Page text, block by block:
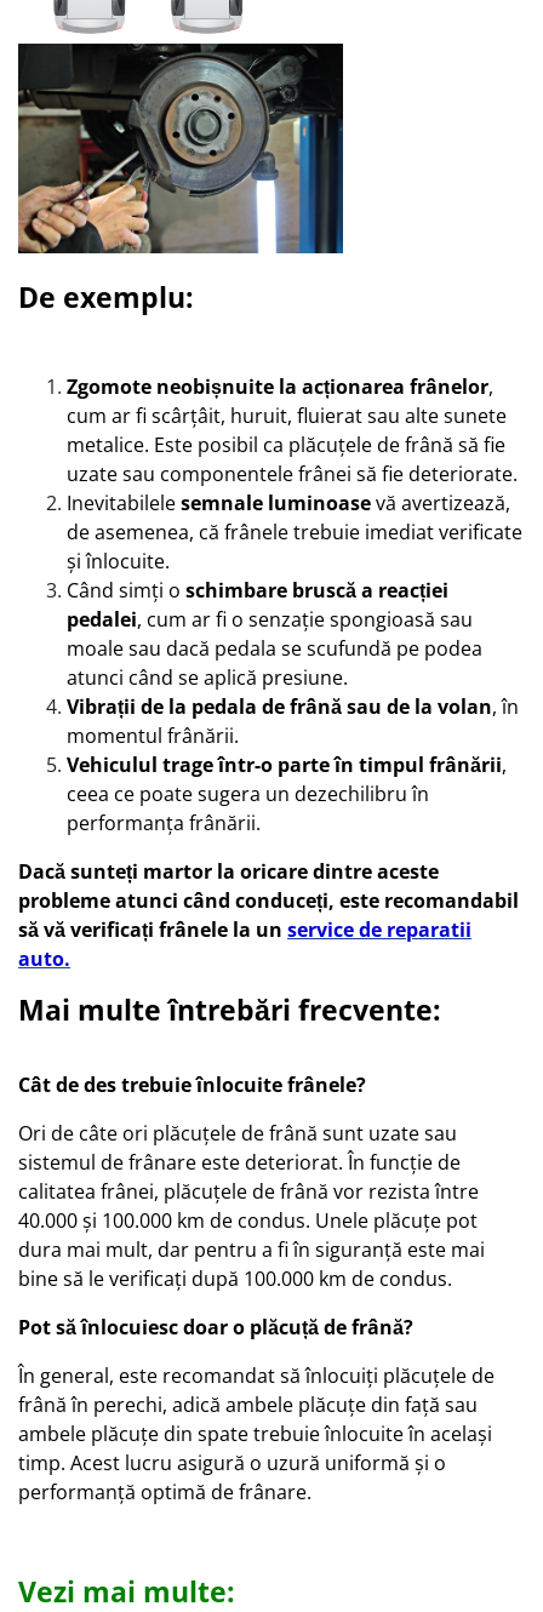
De exemplu:
Zgomote neobișnuite la acționarea frânelor,
cum ar fi scârțâit, huruit, fluierat sau alte sunete
metalice. Este posibil ca plăcuțele de frână să fie
uzate sau componentele frânei să fie deteriorate.
Inevitabilelesemnale luminoasevă avertizează,
de asemenea, că frânele trebuie imediat verificate
și înlocuite.
Când simți o schimbare bruscă a reacției
pedalei, cum ar fi o senzație spongioasă sau
moale sau dacă pedala se scufundă pe podea
atunci când se aplică presiune.
Vibrații de la pedala de frână sau de la volan, în
momentul frânării.
Vehiculul trage într-o parte în timpul frânării,
ceea ce poate sugera un dezechilibru în
performanța frânării.
Dacă sunteți martor la oricare dintre aceste
probleme atunci când conduceți, este recomandabil
să vă verificați frânele la un service de reparatii
auto.
Mai multe întrebări frecvente:
Cât de des trebuie înlocuite frânele?
Ori de câte ori plăcuțele de frână sunt uzate sau
sistemul de frânare este deteriorat. În funcție de
calitatea frânei, plăcuțele de frână vor rezista între
40.000 și 100.000 km de condus. Unele plăcuțe pot
dura mai mult, dar pentru a fi în siguranță este mai
bine să le verificați după 100.000 km de condus.
Pot să înlocuiesc doar o plăcuță de frână?
În general, este recomandat să înlocuiți plăcuțele de
frână în perechi, adică ambele plăcuțe din față sau
ambele plăcuțe din spate trebuie înlocuite în același
timp. Acest lucru asigură o uzură uniformă și o
performanță optimă de frânare.
Vezi mai multe: